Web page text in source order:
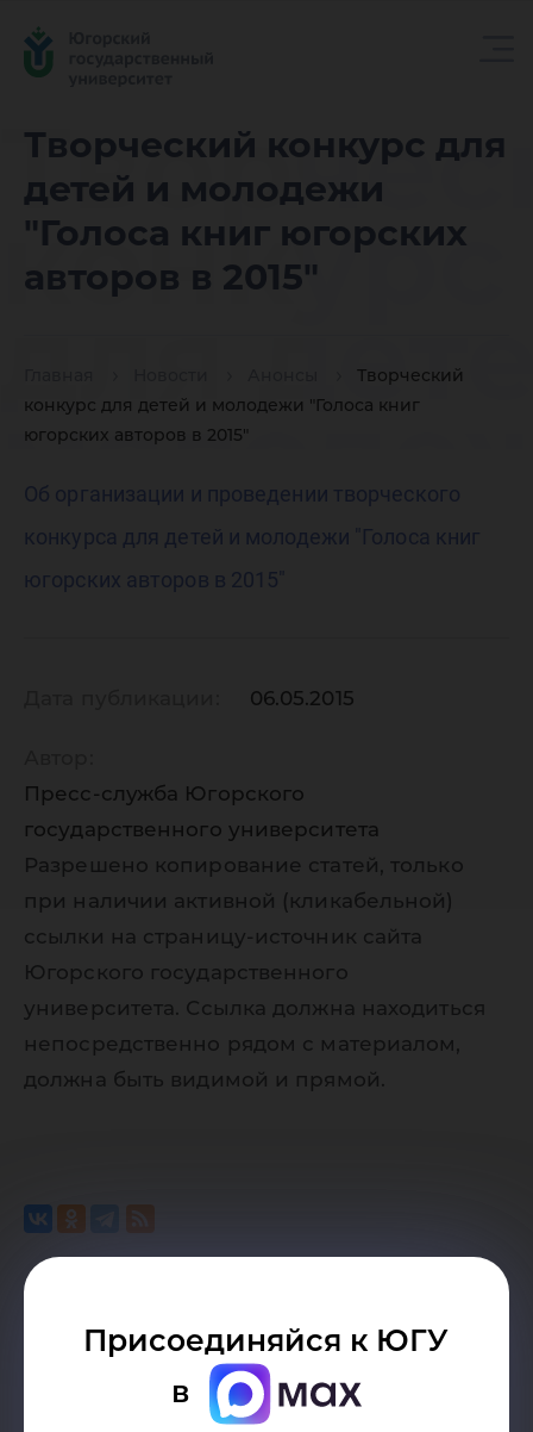
Творческий конкурс для
детей и молодежи
"Голоса книг югорских
авторов в 2015"
Творческий
конкурс для детей и молодежи "Голоса книг
югорских авторов в 2015"
конкурс
для
"Голоса
авторов
2015"
Присоединяйся к ЮГУ
в
Об организации и проведении творческого
конкурса для детей и молодежи "Голоса книг
югорских авторов в 2015"
06.05.2015
Пресс-служба Югорского
государственного университета
Разрешено копирование статей, только
при наличии активной (кликабельной)
ссылки на страницу-источник сайта
Югорского государственного
университета. Ссылка должна находиться
непосредственно рядом с материалом,
должна быть видимой и прямой.